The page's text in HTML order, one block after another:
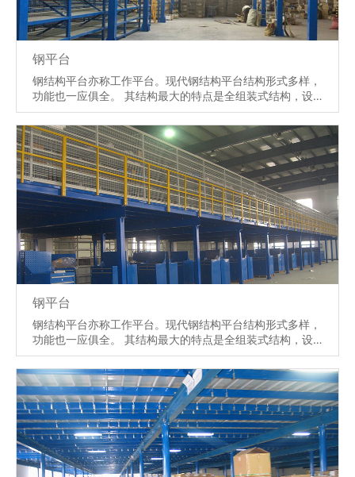
钢平台
钢结构平台亦称工作平台。现代钢结构平台结构形式多样，
功能也一应俱全。 其结构最大的特点是全组装式结构，设
计灵活，在现代的存储中较为广泛应用。 由钢材制成的工
程结构，通常由型钢和钢板等制成的梁、柱、板等构件组
成；各部分之间用焊缝、螺丝或铆钉等连接。【详情】
钢平台
钢结构平台亦称工作平台。现代钢结构平台结构形式多样，
功能也一应俱全。 其结构最大的特点是全组装式结构，设
计灵活，在现代的存储中较为广泛应用。 由钢材制成的工
程结构，通常由型钢和钢板等制成的梁、柱、板等构件组
成；各部分之间用焊缝、螺丝或铆钉等连接。【详情】